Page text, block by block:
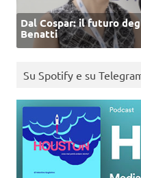
Dal Cospar: il futuro
Benatti
Su Spotify e su